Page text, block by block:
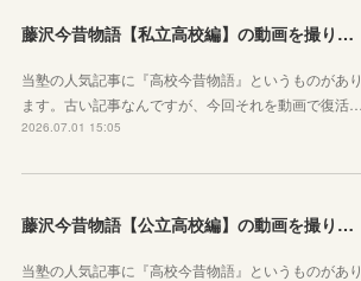
藤沢今昔物語【私立高校編】の動画を撮りました！
当塾の人気記事に『高校今昔物語』というものがあり
ます。古い記事なんですが、今回それを動画で復活…
2026.07.01 15:05
藤沢今昔物語【公立高校編】の動画を撮りました！
当塾の人気記事に『高校今昔物語』というものがあり